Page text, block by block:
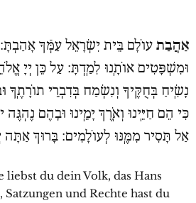
אַהֲבַת עוֹלָם בֵּית יִשְׂרָאֵל עַמְּֿךָ
וּמִשְׁפָּטִים אוֹתָֽנוּ לִמַֽדְתָּ: עַל כֵּן יְיָ
נָשִֽׂיחַ בְּחֻקֶּיךָ וְנִשְׂמַח בְּדִבְרֵי תוֹרָתֶֽךָ
כִּי הֵם חַיֵּֽינוּ וְאֹֽרֶךְ יָמֵֽינוּ וּבָהֶם
אַל תָּסִיר מִמֶּֽנּוּ לְעוֹלָמִים: בָּרוּךְ אַתָּה
und Rechte hast du